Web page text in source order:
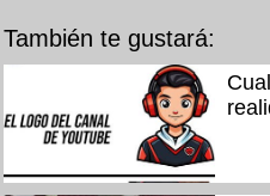
También te gustará: